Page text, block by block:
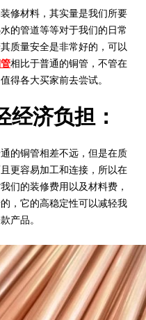
材料，其实量是我们所要
的管道等等对于我们的日常
质量安全是非常好的，可以
相比于普通的铜管，不管在
得各大买家前去尝试。
经济负担：
铜管相差不远，但是在质
更容易加工和连接，所以在
们的装修费用以及材料费，
，它的高稳定性可以减轻我
产品。